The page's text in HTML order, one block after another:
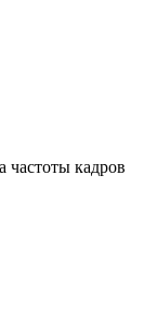
частоты кадров